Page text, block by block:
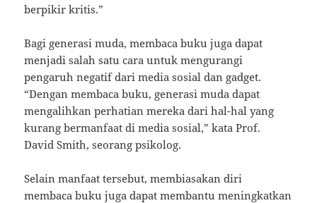
berpikir kritis.”
Bagi generasi muda, membaca buku juga dapat
menjadi salah satu cara untuk mengurangi
pengaruh negatif dari media sosial dan gadget.
“Dengan membaca buku, generasi muda dapat
mengalihkan perhatian mereka dari hal-hal yang
kurang bermanfaat di media sosial,” kata Prof.
David Smith, seorang psikolog.
Selain manfaat tersebut, membiasakan diri
membaca buku juga dapat membantu meningkatkan